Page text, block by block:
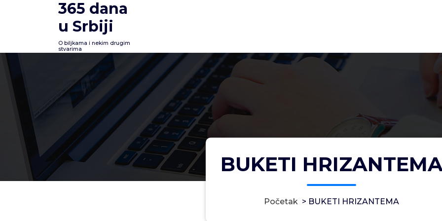
365 dana
u Srbiji
O biljkama i nekim drugim
stvarima
BUKETI
Početak > BUKETI HRIZANTEMA